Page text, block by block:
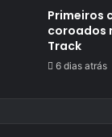
Primeiros
coroados
Track
6 dias atrás